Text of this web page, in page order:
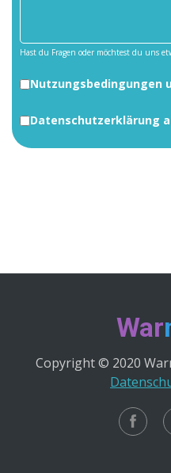
Hast du Fragen oder möchtest du uns
Nutzungsbedingungen
Datenschutzerklärung
War
Copyright © 2020